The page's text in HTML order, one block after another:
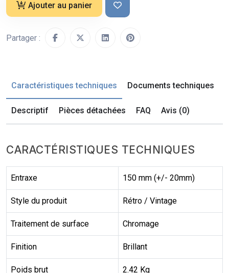
Ajouter au panier
Partager :
Caractéristiques techniques Documents techniques
Descriptif Pièces détachées FAQ Avis (0)
CARACTÉRISTIQUES TECHNIQUES
Entraxe 150 mm (+/- 20mm)
Style du produit Rétro / Vintage
Traitement de surface Chromage
Finition Brillant
Poids brut 2.42 Kg